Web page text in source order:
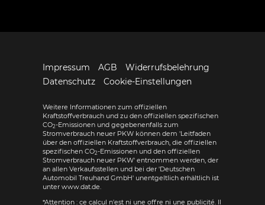
Impressum AGB
Widerrufsbelehrung
Datenschutz
Cookie-Einstellungen
Weitere Informationen zum offiziellen
Kraftstoffverbrauch und zu den offiziellen spezifischen
CO2-Emissionen und gegebenenfalls zum
Stromverbrauch neuer PKW können dem 'Leitfaden
über den offiziellen Kraftstoffverbrauch, die offiziellen
spezifischen CO2-Emissionen und den offiziellen
Stromverbrauch neuer PKW' entnommen werden, der
an allen Verkaufsstellen und bei der 'Deutschen
Automobil Treuhand GmbH' unentgeltlich erhältlich ist
unter www.dat.de.
*Attention : ce calcul n'est ni une offre ni une publicité. Il